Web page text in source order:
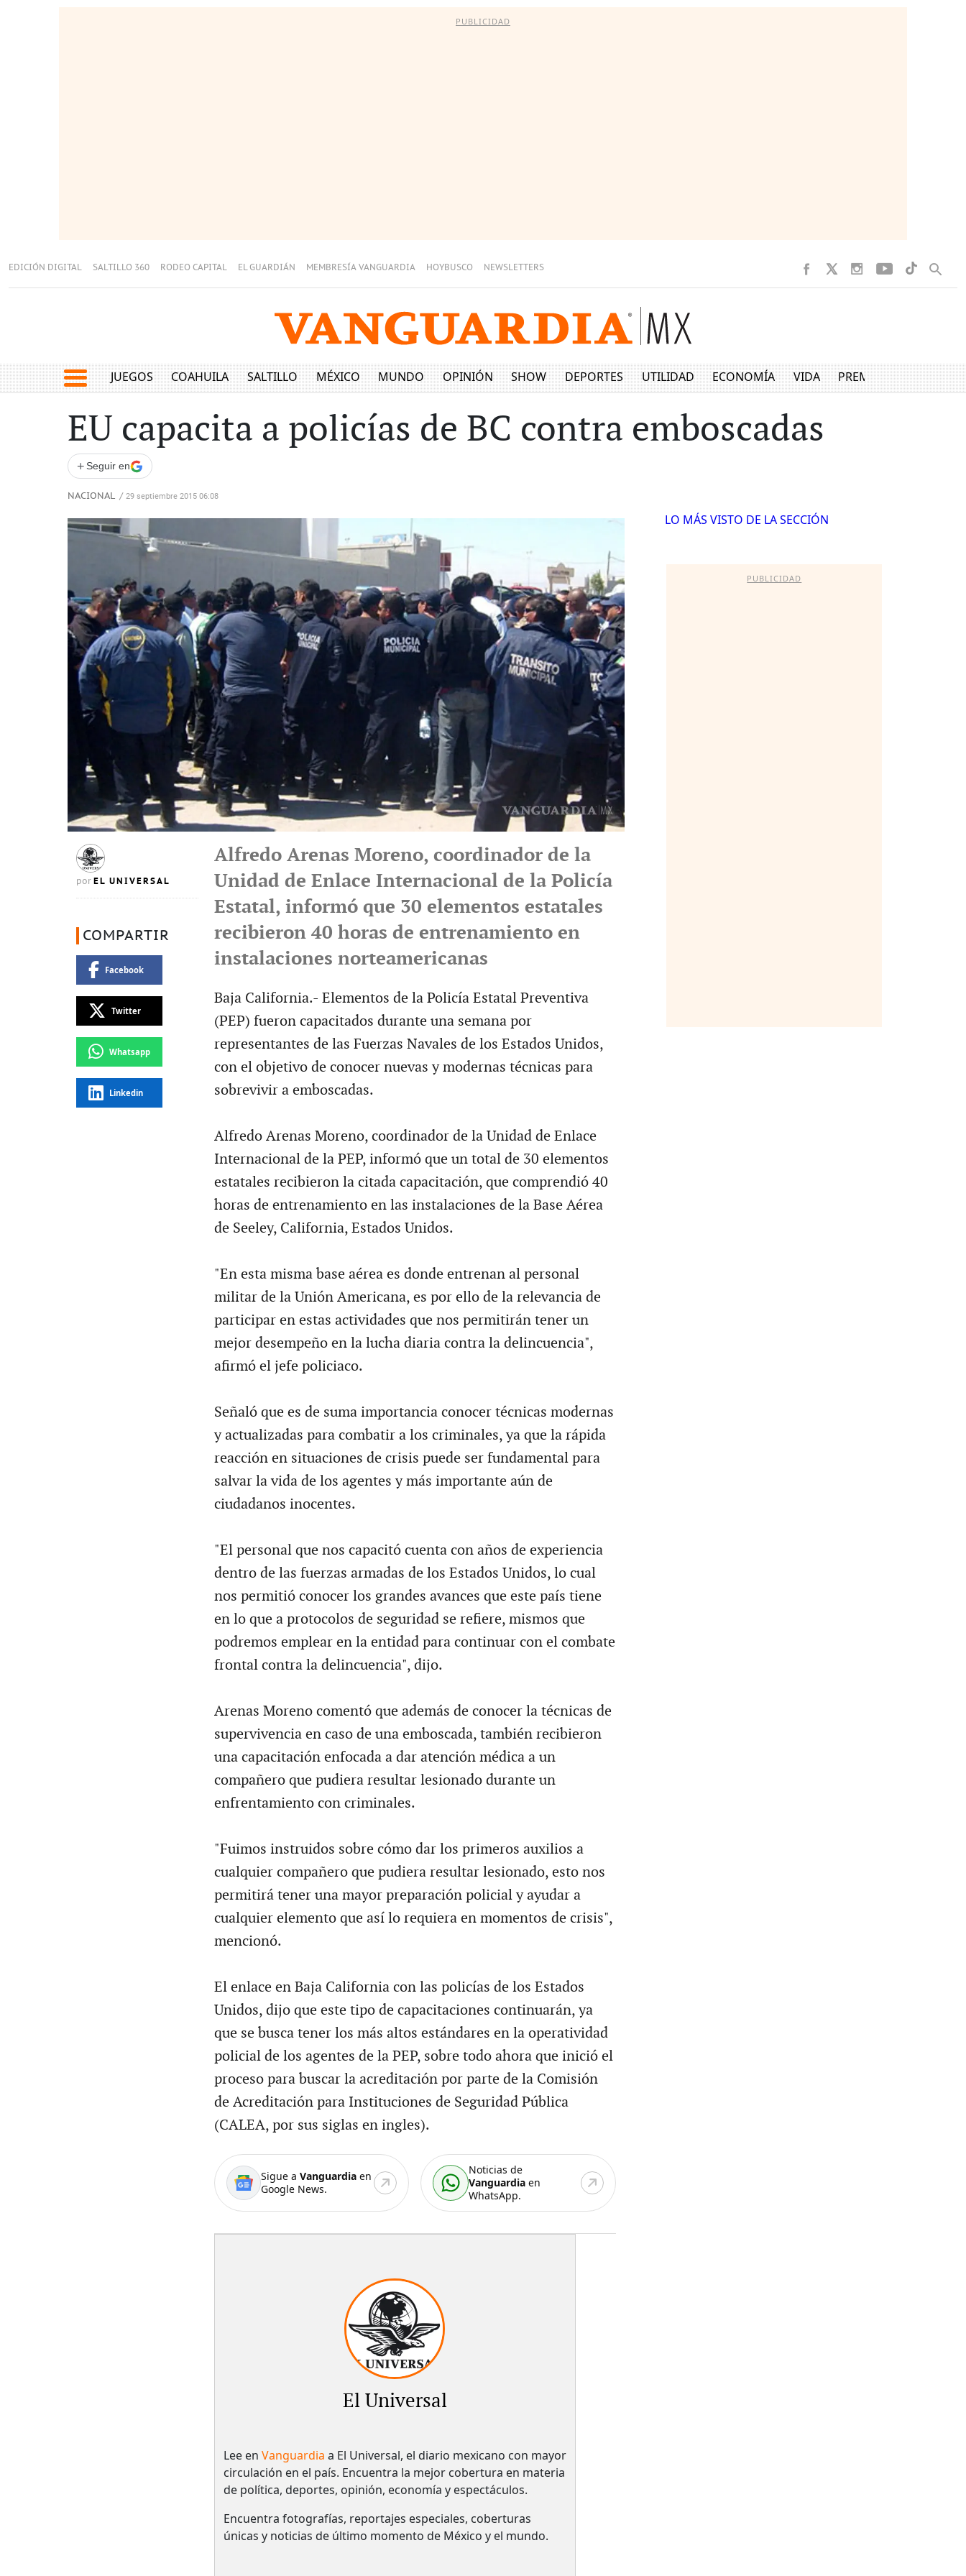
PUBLICIDAD
EDICIÓN DIGITAL SALTILLO 360 RODEO CAPITAL EL GUARDIÁN MEMBRESÍA VANGUARDIA HOYBUSCO NEWSLETTERS
JUEGOS COAHUILA SALTILLO MÉXICO MUNDO OPINIÓN SHOW DEPORTES UTILIDAD ECONOMÍA VIDA PREMIUM
EU capacita a policías de BC contra emboscadas
+ Seguir en
NACIONAL / 29 septiembre 2015 06:08
por EL UNIVERSAL
COMPARTIR
Facebook
Twitter
Whatsapp
Linkedin
Alfredo Arenas Moreno, coordinador de la
Unidad de Enlace Internacional de la Policía
Estatal, informó que 30 elementos estatales
recibieron 40 horas de entrenamiento en
instalaciones norteamericanas
Baja California.- Elementos de la Policía Estatal Preventiva
(PEP) fueron capacitados durante una semana por
representantes de las Fuerzas Navales de los Estados Unidos,
con el objetivo de conocer nuevas y modernas técnicas para
sobrevivir a emboscadas.
Alfredo Arenas Moreno, coordinador de la Unidad de Enlace
Internacional de la PEP, informó que un total de 30 elementos
estatales recibieron la citada capacitación, que comprendió 40
horas de entrenamiento en las instalaciones de la Base Aérea
de Seeley, California, Estados Unidos.
"En esta misma base aérea es donde entrenan al personal
militar de la Unión Americana, es por ello de la relevancia de
participar en estas actividades que nos permitirán tener un
mejor desempeño en la lucha diaria contra la delincuencia",
afirmó el jefe policiaco.
Señaló que es de suma importancia conocer técnicas modernas
y actualizadas para combatir a los criminales, ya que la rápida
reacción en situaciones de crisis puede ser fundamental para
salvar la vida de los agentes y más importante aún de
ciudadanos inocentes.
"El personal que nos capacitó cuenta con años de experiencia
dentro de las fuerzas armadas de los Estados Unidos, lo cual
nos permitió conocer los grandes avances que este país tiene
en lo que a protocolos de seguridad se refiere, mismos que
podremos emplear en la entidad para continuar con el combate
frontal contra la delincuencia", dijo.
Arenas Moreno comentó que además de conocer la técnicas de
supervivencia en caso de una emboscada, también recibieron
una capacitación enfocada a dar atención médica a un
compañero que pudiera resultar lesionado durante un
enfrentamiento con criminales.
"Fuimos instruidos sobre cómo dar los primeros auxilios a
cualquier compañero que pudiera resultar lesionado, esto nos
permitirá tener una mayor preparación policial y ayudar a
cualquier elemento que así lo requiera en momentos de crisis",
mencionó.
El enlace en Baja California con las policías de los Estados
Unidos, dijo que este tipo de capacitaciones continuarán, ya
que se busca tener los más altos estándares en la operatividad
policial de los agentes de la PEP, sobre todo ahora que inició el
proceso para buscar la acreditación por parte de la Comisión
de Acreditación para Instituciones de Seguridad Pública
(CALEA, por sus siglas en ingles).
Sigue a Vanguardiaen
Google News.
Noticias de
Vanguardia en
WhatsApp.
El Universal
Lee en Vanguardia a El Universal, el diario mexicano con mayor
circulación en el país.​ Encuentra la mejor cobertura en materia
de política, deportes, opinión, economía y espectáculos.
Encuentra fotografías, reportajes especiales, coberturas
únicas y noticias de último momento de México y el mundo.
LO MÁS VISTO DE LA SECCIÓN
PUBLICIDAD